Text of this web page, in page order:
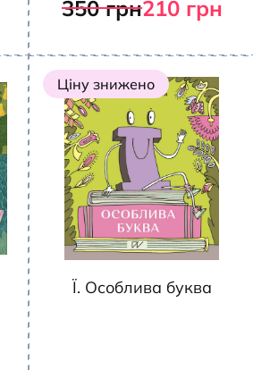
350грн210 грн
Ціну знижено
Ї. Особлива буква